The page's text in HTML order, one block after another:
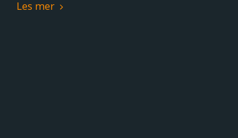
Les mer